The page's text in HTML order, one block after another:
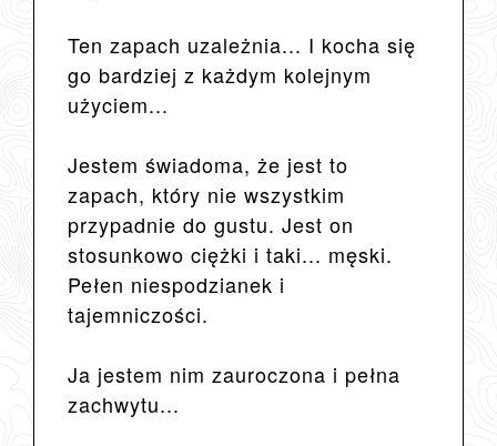
Ten zapach uzależnia... I kocha się
go bardziej z każdym kolejnym
użyciem...
Jestem świadoma, że jest to
zapach, który nie wszystkim
przypadnie do gustu. Jest on
stosunkowo ciężki i taki... męski.
Pełen niespodzianek i
tajemniczości.
Ja jestem nim zauroczona i pełna
zachwytu...